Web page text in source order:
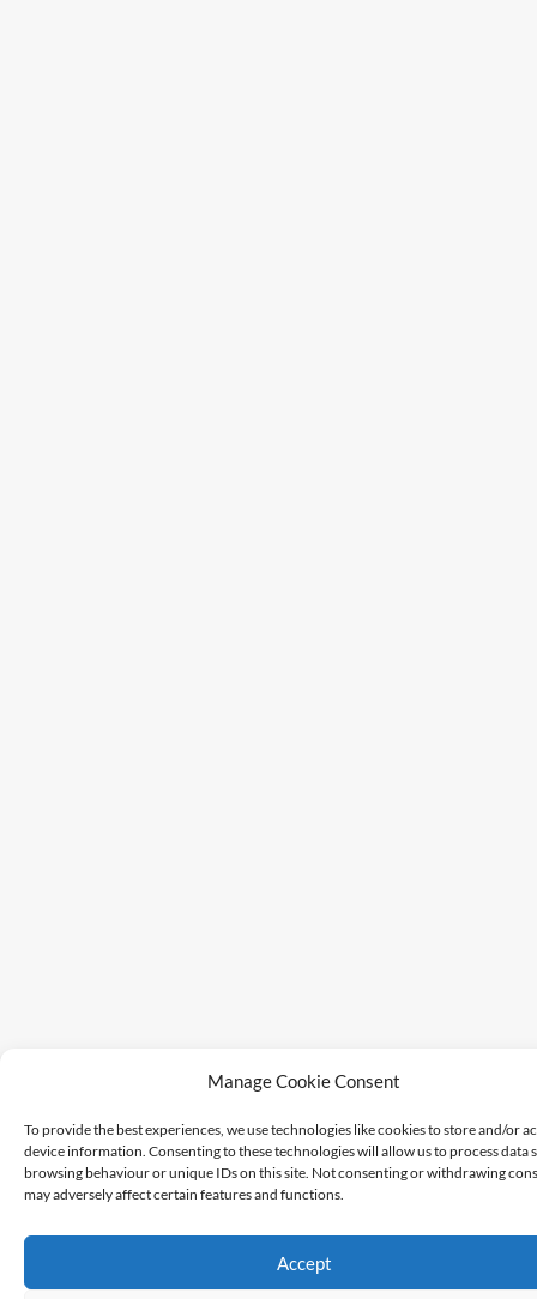
Manage Cookie Consent
To provide the best experiences, we use technologies like cookies to store and/or
device information. Consenting to these technologies will allow us to process data
browsing behaviour or unique IDs on this site. Not consenting or withdrawing
may adversely affect certain features and functions.
Accept